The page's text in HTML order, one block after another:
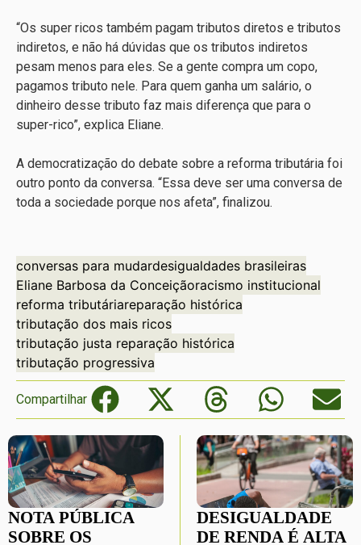
“Os super ricos também pagam tributos diretos e tributos
indiretos, e não há dúvidas que os tributos indiretos
pesam menos para eles. Se a gente compra um copo,
pagamos tributo nele. Para quem ganha um salário, o
dinheiro desse tributo faz mais diferença que para o
super-rico”, explica Eliane.
A democratização do debate sobre a reforma tributária foi
outro ponto da conversa. “Essa deve ser uma conversa de
toda a sociedade porque nos afeta”, finalizou.
conversas para mudardesigualdades brasileiras
Eliane Barbosa da Conceiçãoracismo institucional
reforma tributáriareparação histórica
tributação dos mais ricos
tributação justa reparação histórica
tributação progressiva
Compartilhar
NOTA PÚBLICA
SOBRE OS
DESIGUALDADE
DE RENDA É ALTA